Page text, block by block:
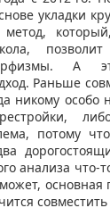
укладки
А
Раньше
никому особо
потому
анализа что-